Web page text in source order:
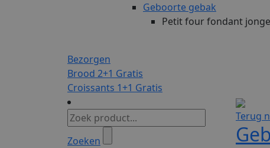
Geboorte gebak
Petit four fondant
Bezorgen
Brood 2+1 Gratis
Croissants 1+1 Gratis
Zoeken
Terug